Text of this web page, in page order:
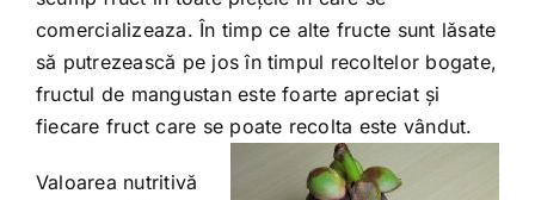
comercializeaza. În timp ce alte fructe sunt lăsate
să putrezească pe jos în timpul recoltelor bogate,
fructul de mangustan este foarte apreciat şi
fiecare fruct care se poate recolta este vândut.
Valoarea nutritivă